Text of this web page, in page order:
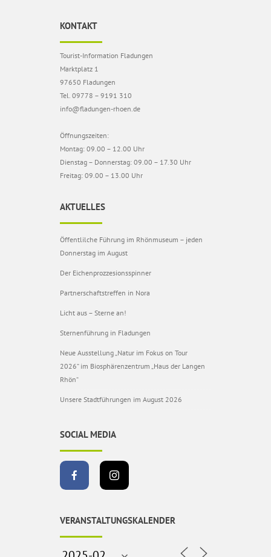
KONTAKT
Tourist-Information Fladungen
Marktplatz 1
97650 Fladungen
Tel. 09778 – 9191 310
info@fladungen-rhoen.de
Öffnungszeiten:
Montag: 09.00 – 12.00 Uhr
Dienstag – Donnerstag: 09.00 – 17.30 Uhr
Freitag: 09.00 – 13.00 Uhr
AKTUELLES
Öffentlilche Führung im Rhönmuseum – jeden
Donnerstag im August
Der Eichenprozzesionsspinner
Partnerschaftstreffen in Nora
Licht aus – Sterne an!
Sternenführung in Fladungen
Neue Ausstellung „Natur im Fokus on Tour
2026“ im Biosphärenzentrum „Haus der Langen
Rhön“
Unsere Stadtführungen im August 2026
SOCIAL MEDIA
VERANSTALTUNGSKALENDER